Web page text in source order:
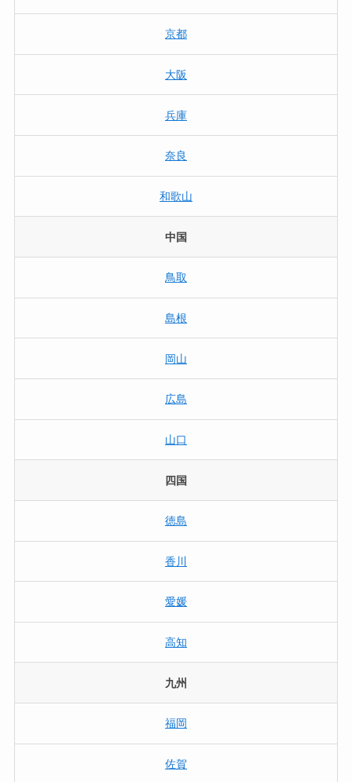
京都
大阪
兵庫
奈良
和歌山
中国
鳥取
島根
岡山
広島
山口
四国
徳島
香川
愛媛
高知
九州
福岡
佐賀